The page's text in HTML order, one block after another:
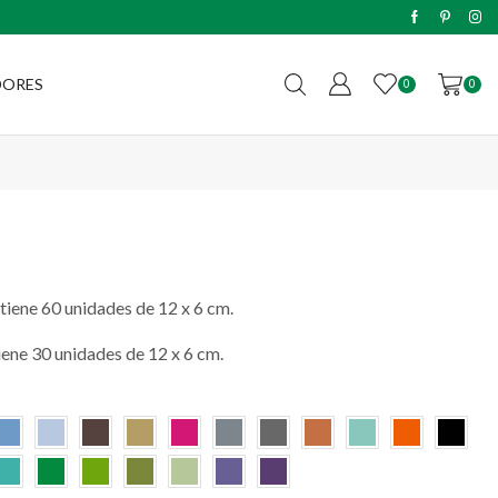
Envíos sin cargo a todo el país
0 0
60 unidades de 12 x 6 cm.
30 unidades de 12 x 6 cm.